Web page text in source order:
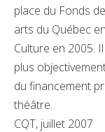
place du Fonds
arts du Québec
Culture en 2005.
plus
du financement
théâtre.
CQT, juillet 2007